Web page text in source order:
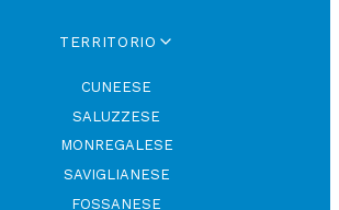
TERRITORIO
CUNEESE
SALUZZESE
MONREGALESE
SAVIGLIANESE
FOSSANESE